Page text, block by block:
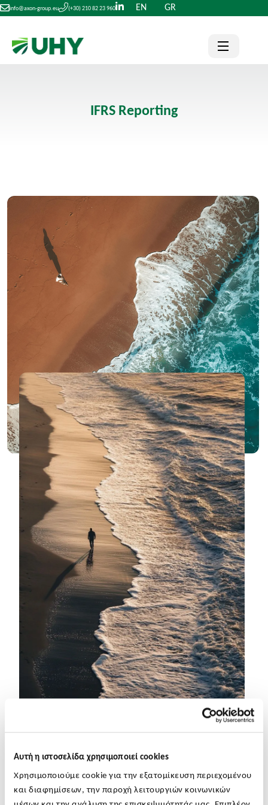
Αυτή η ιστοσελίδα χρησιμοποιεί cookies
Χρησιμοποιούμε cookie για την εξατομίκευση περιεχομένου
και διαφημίσεων, την παροχή λειτουργιών κοινωνικών
info@axon-group.eu (+30) 210 82 23 960 EN GR
IFRS Reporting
Οι αυξημένες ρυθμιστικές απαιτήσεις και οι συνεχείς